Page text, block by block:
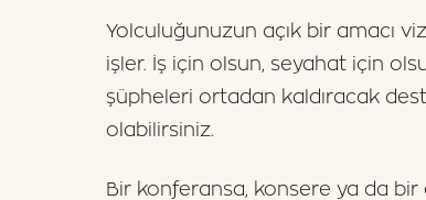
Yolculuğunuzun açık bir amacı
işler. İş için olsun, seyahat için
şüpheleri ortadan kaldıracak
olabilirsiniz.
Bir konferansa, konsere ya da bir